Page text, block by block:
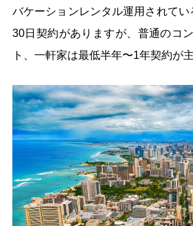
バケーションレンタル運用されて
30日契約がありますが、普通のコ
ト、一軒家は最低半年〜1年契約が